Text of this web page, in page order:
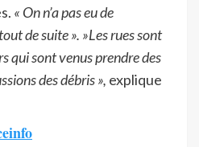
« On n’a pas eu de
de suite ». »Les rues sont
qui sont venus prendre des
des débris », explique